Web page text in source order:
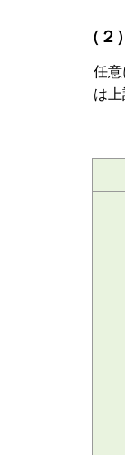
（
任意
は上